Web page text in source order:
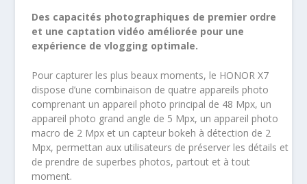
Des capacités photographiques de premier ordre
et une captation vidéo améliorée pour une
expérience de vlogging optimale.
Pour capturer les plus beaux moments, le HONOR X7
dispose d’une combinaison de quatre appareils photo
comprenant un appareil photo principal de 48 Mpx, un
appareil photo grand angle de 5 Mpx, un appareil photo
macro de 2 Mpx et un capteur bokeh à détection de 2
Mpx, permettan aux utilisateurs de préserver les détails et
de prendre de superbes photos, partout et à tout
moment.